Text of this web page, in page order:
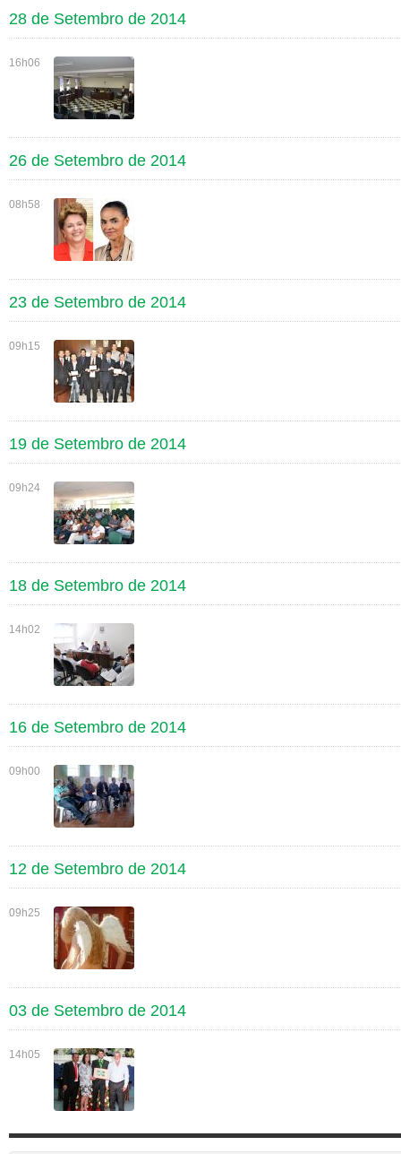
28 de Setembro de 2014
16h06
26 de Setembro de 2014
08h58
23 de Setembro de 2014
09h15
19 de Setembro de 2014
09h24
18 de Setembro de 2014
14h02
16 de Setembro de 2014
09h00
12 de Setembro de 2014
09h25
03 de Setembro de 2014
14h05